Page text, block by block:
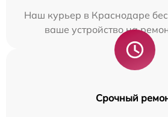
Наш курьер в Краснодаре
ваше устройство на
Срочный